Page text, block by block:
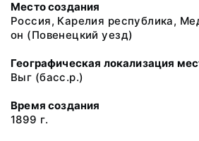
Место создания
Россия, Карелия республика,
он (Повенецкий уезд)
Географическая локализация
Выг (басс.р.)
Время создания
1899 г.